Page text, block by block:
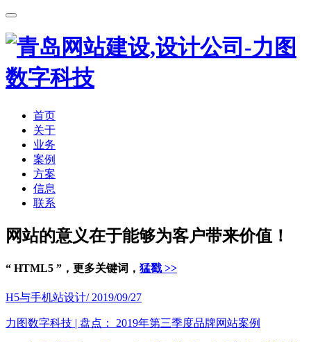
首页
关于
业务
案例
方案
信息
联系
网站的意义在于能够为客户带来价值！
“ HTML5 ”，更多关键词， 猛戳 >>
H5与手机站设计/ 2019/09/27
力图数字科技 | 盘点： 2019年第三季度品牌网站案例